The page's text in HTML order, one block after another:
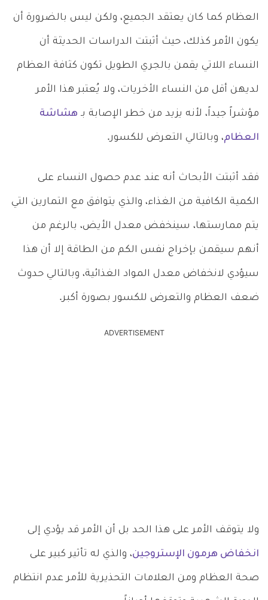
العظام كما كان يعتقد الجميع، ولكن ليس بالضرورة أن
يكون الأمر كذلك، حيث أثبتت الدراسات الحديثة أن
النساء اللاتي يقمن بالجري الطويل تكون كثافة العظام
لديهن أقل من النساء الأخريات، ولا يُعتبر هذا الأمر
مؤشراً جيداً، لأنه يزيد من خطر الإصابة بـ هشاشة
العظام، وبالتالي التعرض للكسور.
فقد أثبتت الأبحاث أنه عند عدم حصول النساء على
الكمية الكافية من الغذاء، والذي يتوافق مع التمارين التي
يتم ممارستها، سينخفض معدل الأيض، بالرغم من
أنهم سيقمن بإخراج نفس الكم من الطاقة إلا أن هذا
سيؤدي لانخفاض معدل المواد الغذائية، وبالتالي حدوث
ضعف العظام والتعرض للكسور بصورة أكبر.
ADVERTISEMENT
ولا يتوقف الأمر على هذا الحد بل أن الأمر قد يؤدي إلى
انخفاض هرمون الإستروجين، والذي له تأثير كبير على
صحة العظام ومن العلامات التحذيرية للأمر عدم انتظام